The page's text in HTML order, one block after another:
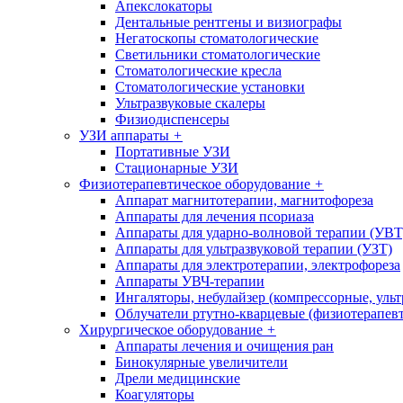
Апекслокаторы
Дентальные рентгены и визиографы
Негатоскопы стоматологические
Светильники стоматологические
Стоматологические кресла
Стоматологические установки
Ультразвуковые скалеры
Физиодиспенсеры
УЗИ аппараты +
Портативные УЗИ
Стационарные УЗИ
Физиотерапевтическое оборудование +
Аппарат магнитотерапии, магнитофореза
Аппараты для лечения псориаза
Аппараты для ударно-волновой терапии
Аппараты для ультразвуковой терапии (УЗТ)
Аппараты для электротерапии, электрофореза
Аппараты УВЧ-терапии
Ингаляторы, небулайзер (компрессорные,
Облучатели ртутно-кварцевые
Хирургическое оборудование +
Аппараты лечения и очищения ран
Бинокулярные увеличители
Дрели медицинские
Коагуляторы